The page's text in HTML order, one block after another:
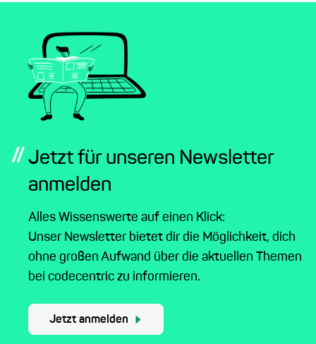
// Jetzt für unseren Newsletter
anmelden
Alles Wissenswerte auf einen Klick:
Unser Newsletter bietet dir die Möglichkeit, dich
ohne großen Aufwand über die aktuellen Themen
bei codecentric zu informieren.
Jetzt anmelden